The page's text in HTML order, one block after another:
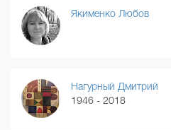
Якименко Любов
Нагурный Дмитрий
1946 - 2018